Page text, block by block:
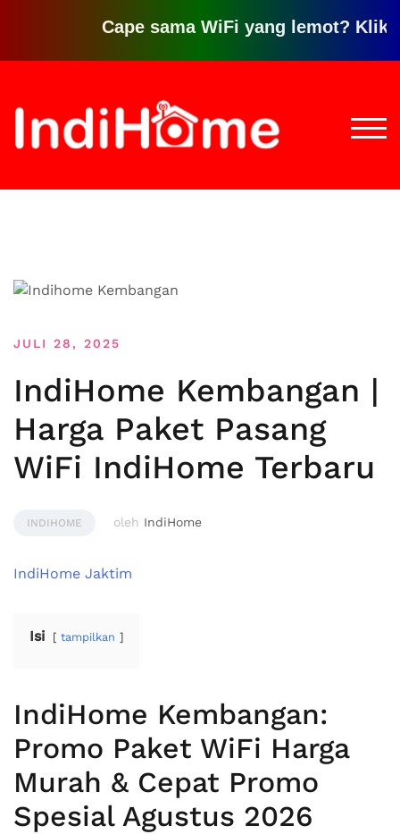
Cape sama WiFi yang lemot? Klik
konten
JULI 28, 2025
IndiHome Kembangan |
Harga Paket Pasang
WiFi IndiHome Terbaru
INDIHOME oleh IndiHome
IndiHome Jaktim
Isi tampilkan
IndiHome Kembangan:
Promo Paket WiFi Harga
Murah & Cepat Promo
Spesial Agustus 2026